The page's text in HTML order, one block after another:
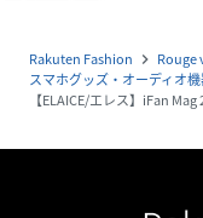
Rakuten Fashion navigate_next Rouge
スマホグッズ・オーディオ
【ELAICE/エレス】iFan